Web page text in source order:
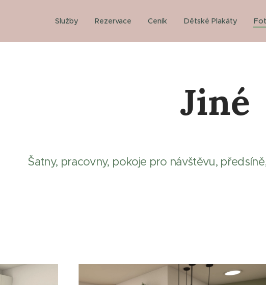
Služby Rezervace Ceník Dětské Plakáty
Jiné
Šatny, pracovny, pokoje pro návštěvu,